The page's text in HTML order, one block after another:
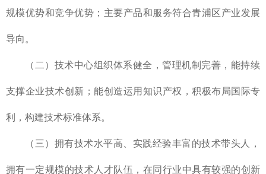
规模优势和竞争优势；主要产品和服务符合青浦区产业发展
导向。
（二）技术中心组织体系健全，管理机制完善，能持续
支撑企业技术创新；能创造运用知识产权，积极布局国际专
利，构建技术标准体系。
（三）拥有技术水平高、实践经验丰富的技术带头人，
拥有一定规模的技术人才队伍，在同行业中具有较强的创新